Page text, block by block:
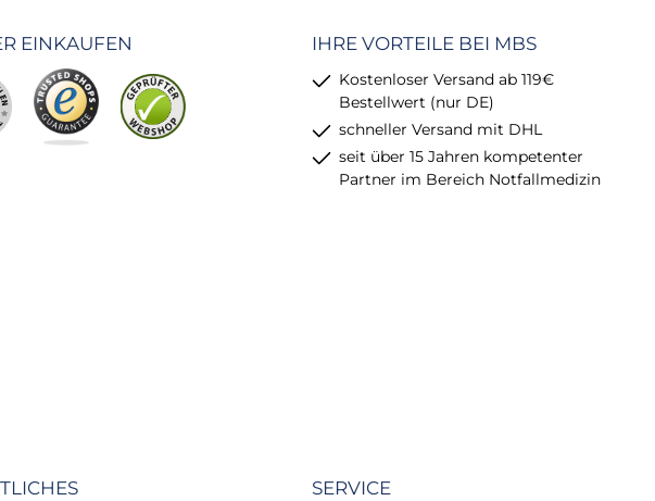
EINKAUFEN IHRE VORTEILE BEI MBS
Kostenloser Versand ab 119€
Bestellwert (nur DE)
schneller Versand mit DHL
seit über 15 Jahren kompetenter
Partner im Bereich Notfallmedizin
SERVICE